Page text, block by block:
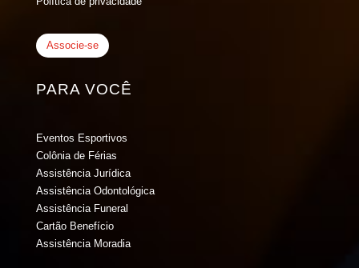
Associe-se
PARA VOCÊ
Eventos Esportivos
Colônia de Férias
Assistência Jurídica
Assistência Odontológica
Assistência Funeral
Cartão Benefício
Assistência Moradia